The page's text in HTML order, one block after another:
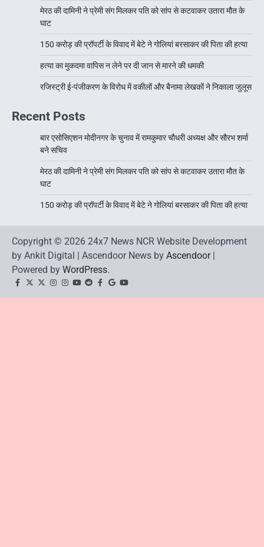
मेरठ की दामिनी ने प्रेमी संग मिलकर पति को सांप से कटवाकर उतारा मौत के
घाट
150 करोड़ की प्रॉपर्टी के विवाद में बेटे ने गोलियां बरसाकर की पिता की हत्या
हत्या का मुकदमा वापिस न लेने पर दी जान से मारने की धमकी
रजिस्ट्री ई-पंजीकरण के विरोध में वकीलों और बैनामा लेखकों ने निकाला जुलूस
Recent Posts
बार एसोसिएशन मोदीनगर के चुनाव में रामकुमार चौधरी अध्यक्ष और सौरभ शर्मा
बने सचिव
मेरठ की दामिनी ने प्रेमी संग मिलकर पति को सांप से कटवाकर उतारा मौत के
घाट
150 करोड़ की प्रॉपर्टी के विवाद में बेटे ने गोलियां बरसाकर की पिता की हत्या
Copyright © 2026 24x7 News NCR Website Development
by Ankit Digital | Ascendoor News by Ascendoor|
Powered by WordPress.
facebook
Twitter
twitterInstagram
instagram
YouTube
redditFacebook
googleyoutube